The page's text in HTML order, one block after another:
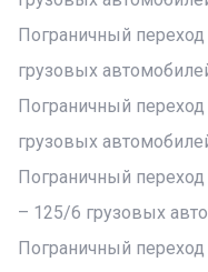
Пограничный переход
грузовых
Пограничный переход
грузовых
Пограничный переход
– 125/6 грузовых
Пограничный переход